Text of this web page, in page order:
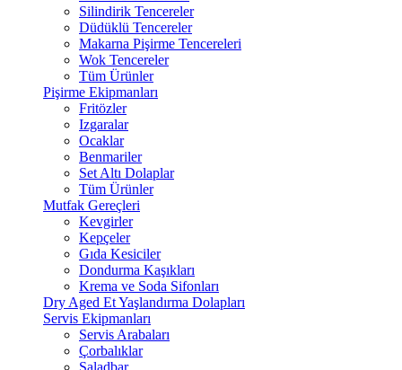
Silindirik Tencereler
Düdüklü Tencereler
Makarna Pişirme Tencereleri
Wok Tencereler
Tüm Ürünler
Pişirme Ekipmanları
Fritözler
Izgaralar
Ocaklar
Benmariler
Set Altı Dolaplar
Tüm Ürünler
Mutfak Gereçleri
Kevgirler
Kepçeler
Gıda Kesiciler
Dondurma Kaşıkları
Krema ve Soda Sifonları
Dry Aged Et Yaşlandırma Dolapları
Servis Ekipmanları
Servis Arabaları
Çorbalıklar
Saladbar